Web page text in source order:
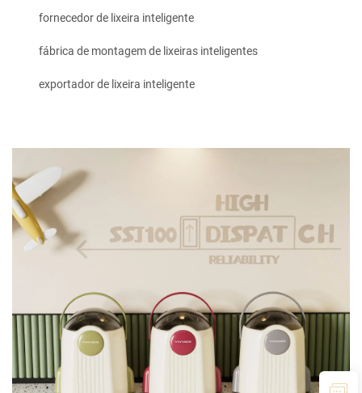
fornecedor de lixeira inteligente
fábrica de montagem de lixeiras inteligentes
exportador de lixeira inteligente